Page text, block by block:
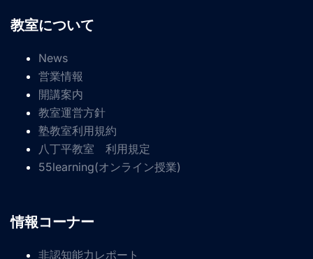
教室について
News
営業情報
開講案内
教室運営方針
塾教室利用規約
八丁平教室 利用規定
55learning(オンライン授業)
情報コーナー
非認知能力レポート